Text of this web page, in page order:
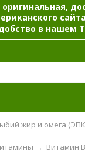
сайта
в нашем
жир и омега
Витамин B
→